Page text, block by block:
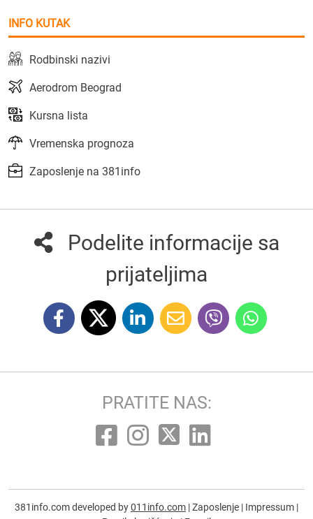
INFO KUTAK
Rodbinski nazivi
Aerodrom Beograd
Kursna lista
Vremenska prognoza
Zaposlenje na 381info
Podelite informacije sa
prijateljima
PRATITE NAS:
381info.com developed by011info.com |Zaposlenje | Impressum |